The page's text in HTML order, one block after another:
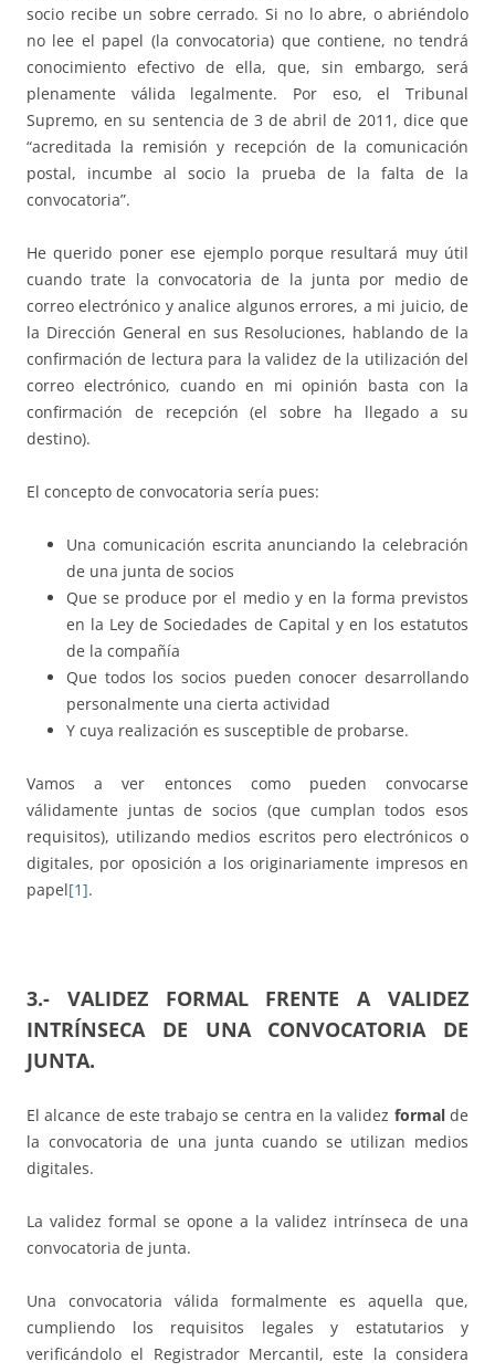
socio recibe un sobre cerrado. Si no lo abre, o abriéndolo
no lee el papel (la convocatoria) que contiene, no tendrá
conocimiento efectivo de ella, que, sin embargo, será
plenamente válida legalmente. Por eso, el Tribunal
Supremo, en su sentencia de 3 de abril de 2011, dice que
“acreditada la remisión y recepción de la comunicación
postal, incumbe al socio la prueba de la falta de la
convocatoria”.
He querido poner ese ejemplo porque resultará muy útil
cuando trate la convocatoria de la junta por medio de
correo electrónico y analice algunos errores, a mi juicio, de
la Dirección General en sus Resoluciones, hablando de la
confirmación de lectura para la validez de la utilización del
correo electrónico, cuando en mi opinión basta con la
confirmación de recepción (el sobre ha llegado a su
destino).
El concepto de convocatoria sería pues:
Una comunicación escrita anunciando la celebración
de una junta de socios
Que se produce por el medio y en la forma previstos
en la Ley de Sociedades de Capital y en los estatutos
de la compañía
Que todos los socios pueden conocer desarrollando
personalmente una cierta actividad
Y cuya realización es susceptible de probarse.
Vamos a ver entonces como pueden convocarse
válidamente juntas de socios (que cumplan todos esos
requisitos), utilizando medios escritos pero electrónicos o
digitales, por oposición a los originariamente impresos en
papel[1].
3.- VALIDEZ FORMAL FRENTE A VALIDEZ
INTRÍNSECA DE UNA CONVOCATORIA DE
JUNTA.
El alcance de este trabajo se centra en la validez formalde
la convocatoria de una junta cuando se utilizan medios
digitales.
La validez formal se opone a la validez intrínseca de una
convocatoria de junta.
Una convocatoria válida formalmente es aquella que,
cumpliendo los requisitos legales y estatutarios y
verificándolo el Registrador Mercantil, este la considera